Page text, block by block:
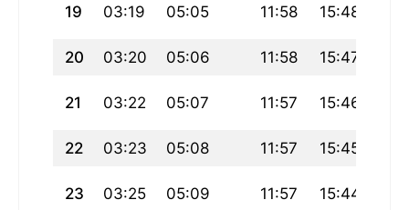
19 03:19 05:05 11:58 15:48
20 03:20 05:06 11:58 15:47
21 03:22 05:07 11:57 15:46
22 03:23 05:08 11:57 15:45
23 03:25 05:09 11:57 15:44